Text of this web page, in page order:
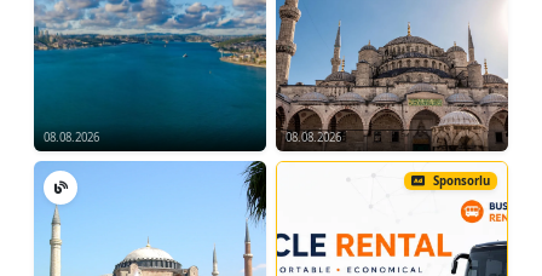
08.08.2026 08.08.2026
Sponsorlu